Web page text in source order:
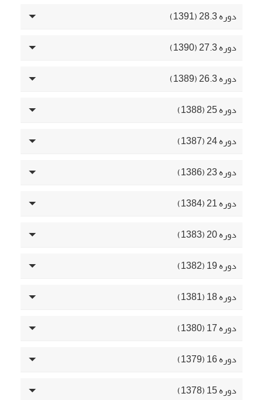
دوره 28.3 (1391)
دوره 27.3 (1390)
دوره 26.3 (1389)
دوره 25 (1388)
دوره 24 (1387)
دوره 23 (1386)
دوره 21 (1384)
دوره 20 (1383)
دوره 19 (1382)
دوره 18 (1381)
دوره 17 (1380)
دوره 16 (1379)
دوره 15 (1378)